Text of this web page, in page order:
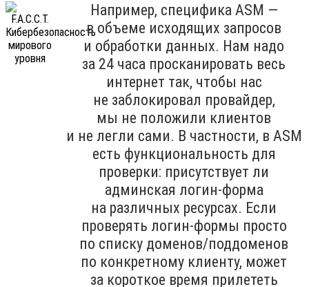
Например, специфика ASM —
в объеме исходящих запросов
и обработки данных. Нам надо
за 24 часа просканировать весь
интернет так, чтобы нас
не заблокировал провайдер,
мы не положили клиентов
и не легли сами. В частности, в ASM
есть функциональность для
проверки: присутствует ли
админская логин-форма
на различных ресурсах. Если
проверять логин-формы просто
по списку доменов/поддоменов
по конкретному клиенту, может
за короткое время прилететь